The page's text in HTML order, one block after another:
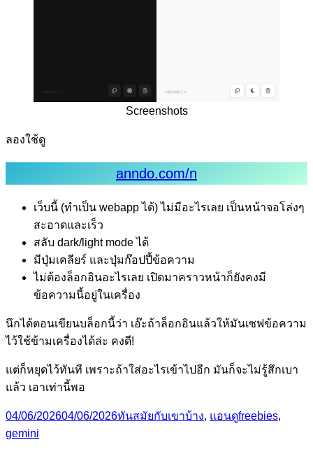
Screenshots
ลองใช้ดู
anndo.com/n
เว็บนี้ (ทำเป็น webapp ได้) ไม่มีอะไรเลย เป็นหน้าจอโล่งๆ
สะอาดและเร็ว
สลับ dark/light mode ได้
มีปุ่มเคลียร์ และปุ่มก๊อปปี้ข้อความ
ไม่ต้องล็อกอินอะไรเลย เปิดมาคราวหน้าก็ยังคงมี
ข้อความนี้อยู่ในเครื่อง
นึกได้ตอนเขียนบล็อกนี้ว่า เอ๊ะถ้าล็อกอินแล้วให้มันเซฟข้อความ
ไว้ใช้ข้ามเครื่องได้ล่ะ คงดี!
แต่ก็หยุดไว้ทันที เพราะถ้าใส่อะไรเข้าไปอีก มันก็จะไม่รู้สึกเบา
แล้ว เอาเท่านี้พอ
Posted
on
04/06/202604/06/2026Categories
ทันสมัยกับเขาบ้าง, แอนดูTags
freebies,
gemini